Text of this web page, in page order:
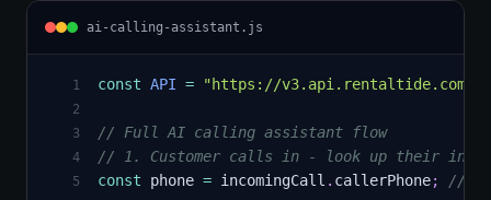
ai-calling-assistant.js
1 const API = "https://v3.api.rentaltide.com"
2
3
// Full AI calling assistant flow
4 // 1. Customer calls in - look up their info
5 const phone = incomingCall . callerPhone; //